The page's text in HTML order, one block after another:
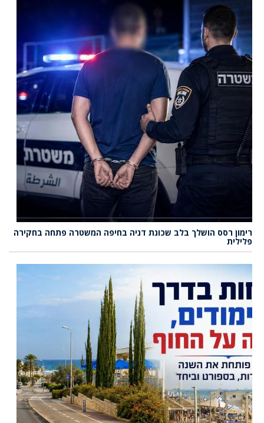
רימון רסס הושלך בלב שכונת דניה בחיפה המשטרה פתחה בחקירה
פלילית